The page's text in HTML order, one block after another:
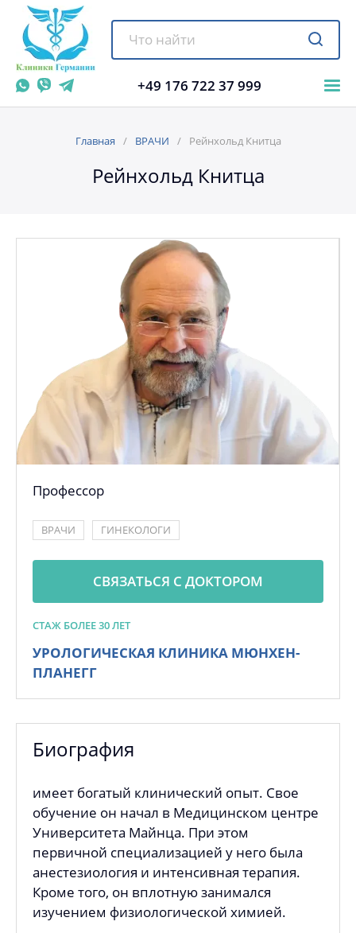
+49 176 722 37 999
Главная ВРАЧИ Рейнхольд Книтца
Рейнхольд Книтца
Профессор
ВРАЧИ ГИНЕКОЛОГИ
СВЯЗАТЬСЯ С ДОКТОРОМ
СТАЖ БОЛЕЕ 30 ЛЕТ
УРОЛОГИЧЕСКАЯ КЛИНИКА МЮНХЕН-
ПЛАНЕГГ
Биография
имеет богатый клинический опыт. Свое
обучение он начал в Медицинском центре
Университета Майнца. При этом
первичной специализацией у него была
анестезиология и интенсивная терапия.
Кроме того, он вплотную занимался
изучением физиологической химией.